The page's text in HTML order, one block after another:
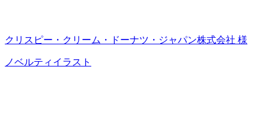
クリスピー・クリーム・ドーナツ・ジャパン株式会社 様
ノベルティイラスト